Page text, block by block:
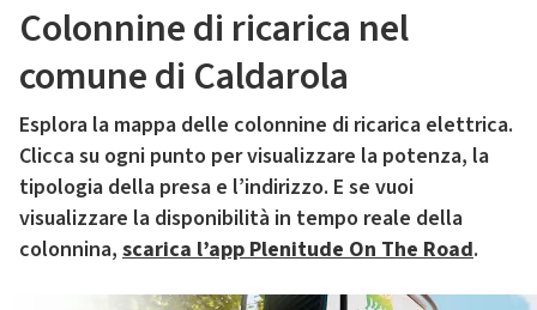
Colonnine di ricarica nel
comune di Caldarola
Esplora la mappa delle colonnine di ricarica elettrica.
Clicca su ogni punto per visualizzare la potenza, la
tipologia della presa e l’indirizzo. E se vuoi
visualizzare la disponibilità in tempo reale della
colonnina, scarica l’app Plenitude On The Road.